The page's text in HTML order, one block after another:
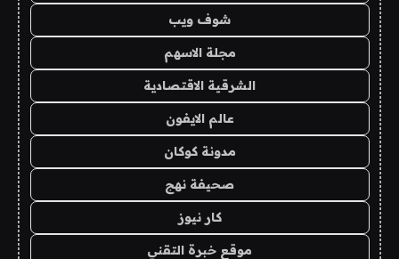
شوف ويب
مجلة الاسهم
الشرقية الاقتصادية
عالم الايفون
مدونة كوكان
صحيفة نهج
كار نيوز
موقع خبرة التقني